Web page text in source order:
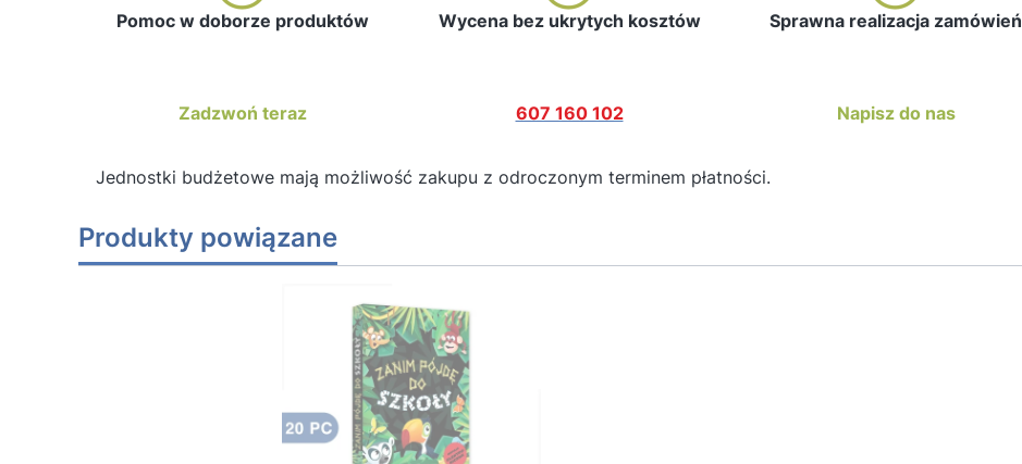
Pomoc w doborze produktów Wycena bez ukrytych kosztów Sprawna realizacja zamówień
Zadzwoń teraz 607 160 102 Napisz do nas
Jednostki budżetowe mają możliwość zakupu z odroczonym terminem płatności.
Produkty powiązane